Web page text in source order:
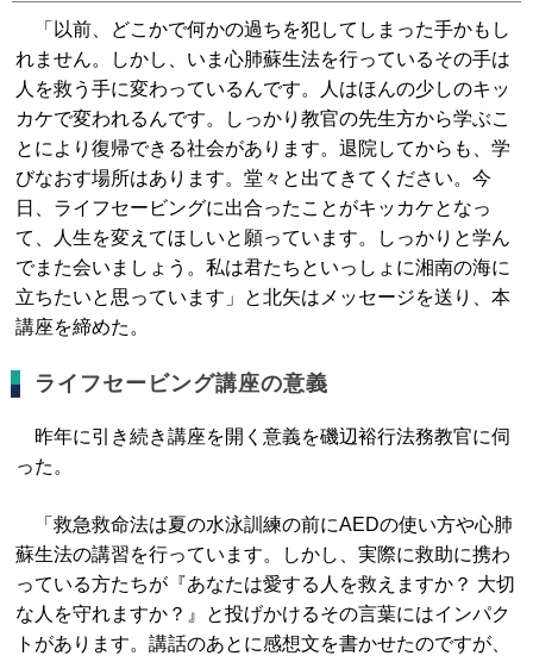
「以前、どこかで何かの過ちを犯してしまった手かもし
れません。しかし、いま心肺蘇生法を行っているその手は
人を救う手に変わっているんです。人はほんの少しのキッ
カケで変われるんです。しっかり教官の先生方から学ぶこ
とにより復帰できる社会があります。退院してからも、学
びなおす場所はあります。堂々と出てきてください。今
日、ライフセービングに出合ったことがキッカケとなっ
て、人生を変えてほしいと願っています。しっかりと学ん
でまた会いましょう。私は君たちといっしょに湘南の海に
立ちたいと思っています」と北矢はメッセージを送り、本
講座を締めた。
ライフセービング講座の意義
昨年に引き続き講座を開く意義を磯辺裕行法務教官に伺
った。
「救急救命法は夏の水泳訓練の前にAEDの使い方や心肺
蘇生法の講習を行っています。しかし、実際に救助に携わ
っている方たちが『あなたは愛する人を救えますか？ 大切
な人を守れますか？』と投げかけるその言葉にはインパク
トがあります。講話のあとに感想文を書かせたのですが、